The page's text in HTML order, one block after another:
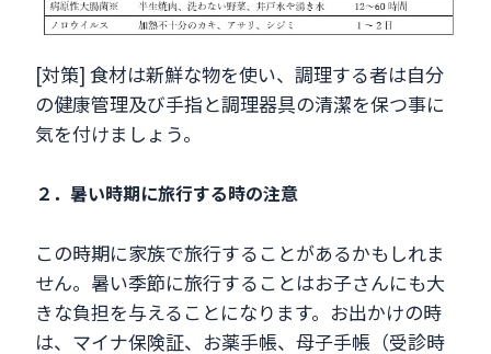
[対策] 食材は新鮮な物を使い、調理する者は自分
の健康管理及び手指と調理器具の清潔を保つ事に
気を付けましょう。
２．暑い時期に旅行する時の注意
この時期に家族で旅行することがあるかもしれま
せん。暑い季節に旅行することはお子さんにも大
きな負担を与えることになります。お出かけの時
は、マイナ保険証、お薬手帳、母子手帳（受診時